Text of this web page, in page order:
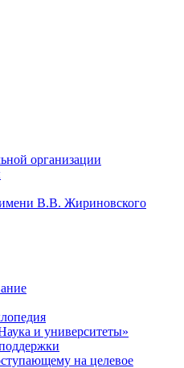
организации
В.В. Жириновского
и университеты»
на целевое